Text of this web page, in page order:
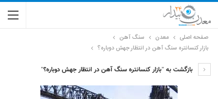
صفحه اصلی معدن
سنگ آهن
بازار کنسانتره سنگ آهن در انتظار جهش دوباره؟
بازگشت به "بازار کنسانتره سنگ آهن در انتظار جهش دوباره؟"